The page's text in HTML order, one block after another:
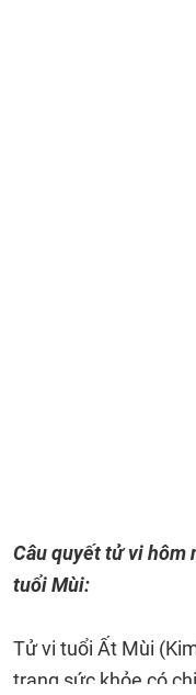
Câu quyết tử vi hôm
tuổi Mùi:
Tử vi tuổi Ất Mùi
trạng sức khỏe có